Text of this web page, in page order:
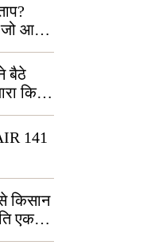
जो आज
बैठे
कि
हैं”
141
किसान
एकड़